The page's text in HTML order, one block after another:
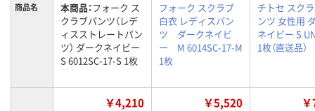
商品名 本商品：フォーク ス
クラブパンツ（レデ
ィスストレートパン
ツ） ダークネイビー
S 6012SC-17-S 1枚
フォーク スクラブ
白衣 レディスパン
ツ ダークネイビ
ー M 6014SC-17-M
1枚
チトセ スク
ンツ 女性用
ネイビー S
1枚（直送品）
￥4,210 ￥5,520